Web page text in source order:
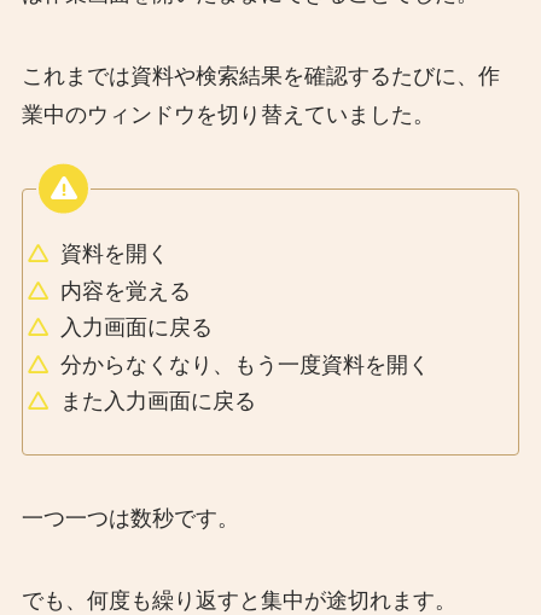
これまでは資料や検索結果を確認するたびに、作
業中のウィンドウを切り替えていました。
資料を開く
内容を覚える
入力画面に戻る
分からなくなり、もう一度資料を開く
また入力画面に戻る
一つ一つは数秒です。
でも、何度も繰り返すと集中が途切れます。